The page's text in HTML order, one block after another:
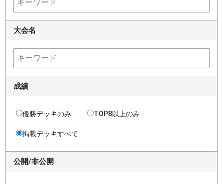
大会名
成績
優勝デッキのみ TOP8以上のみ
掲載デッキすべて
公開/非公開